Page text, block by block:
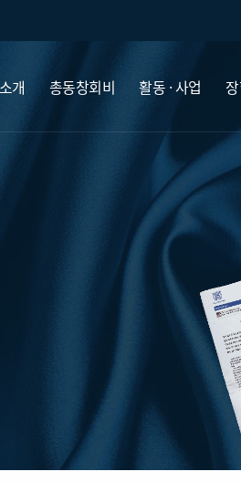
개 총동창회비 활동 · 사업